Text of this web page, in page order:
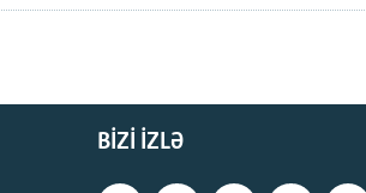
BIZI IZLƏ